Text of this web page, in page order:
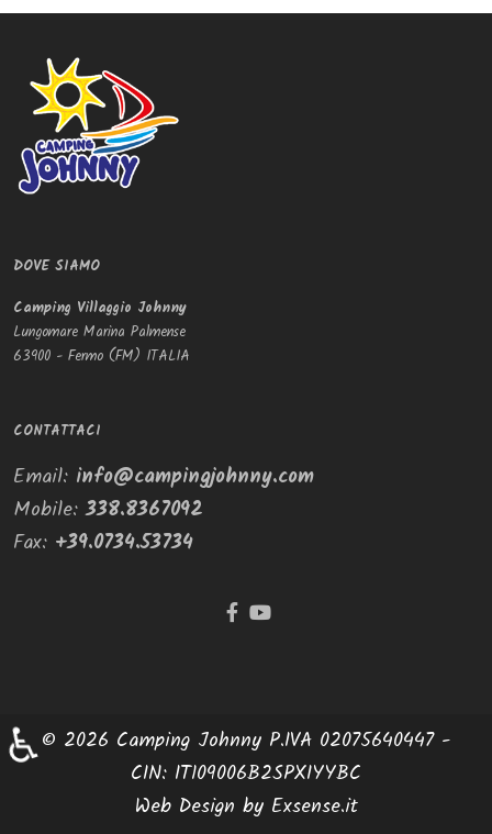
DOVE SIAMO
Camping Villaggio Johnny
Lungomare Marina Palmense
63900 - Fermo (FM) ITALIA
CONTATTACI
Email: info@campingjohnny.com
Mobile: 338.8367092
Fax: +39.0734.53734
© 2026 Camping Johnny P.IVA 02075640447 -
CIN: IT109006B2SPXIYYBC
Web Design by Exsense.it